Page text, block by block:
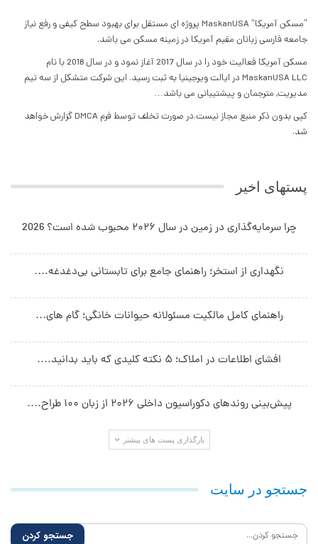
”مسکن آمریکا“ MaskanUSA پروژه ای مستقل برای بهبود سطح کیفی و رفع نیاز
جامعه فارسی زبانان مقیم آمریکا در زمینه مسکن می باشد.
مسکن آمریکا فعالیت خود را در سال 2017 آغاز نمود و در سال 2018 با نام
MaskanUSA LLC در ایالت ویرجینیا به ثبت رسید. این شرکت متشکل از سه تیم
مدیریت, مترجمان و پیشتیبانی می باشد…
کپی بدون ذکر منبع مجاز نیست.در صورت تخلف توسط فرم DMCA گزارش خواهد
شد.
پستهای اخیر
چرا سرمایه‌گذاری در زمین در سال ۲۰۲۶ محبوب شده است؟ 2026
نگهداری از استخر؛ راهنمای جامع برای تابستانی بی‌دغدغه.…
راهنمای کامل مالکیت مسئولانه حیوانات خانگی؛ گام های…
افشای اطلاعات در املاک؛ ۵ نکته کلیدی که باید بدانید.…
پیش‌بینی روندهای دکوراسیون داخلی ۲۰۲۶ از زبان ۱۰۰ طراح.…
بارگذاری پست های بیشتر
جستجو در سایت